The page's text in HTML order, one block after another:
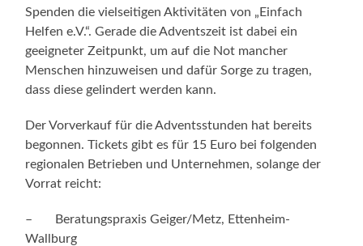
Spenden die vielseitigen Aktivitäten von „Einfach
Helfen e.V.“. Gerade die Adventszeit ist dabei ein
geeigneter Zeitpunkt, um auf die Not mancher
Menschen hinzuweisen und dafür Sorge zu tragen,
dass diese gelindert werden kann.
Der Vorverkauf für die Adventsstunden hat bereits
begonnen. Tickets gibt es für 15 Euro bei folgenden
regionalen Betrieben und Unternehmen, solange der
Vorrat reicht:
– Beratungspraxis Geiger/Metz, Ettenheim-
Wallburg